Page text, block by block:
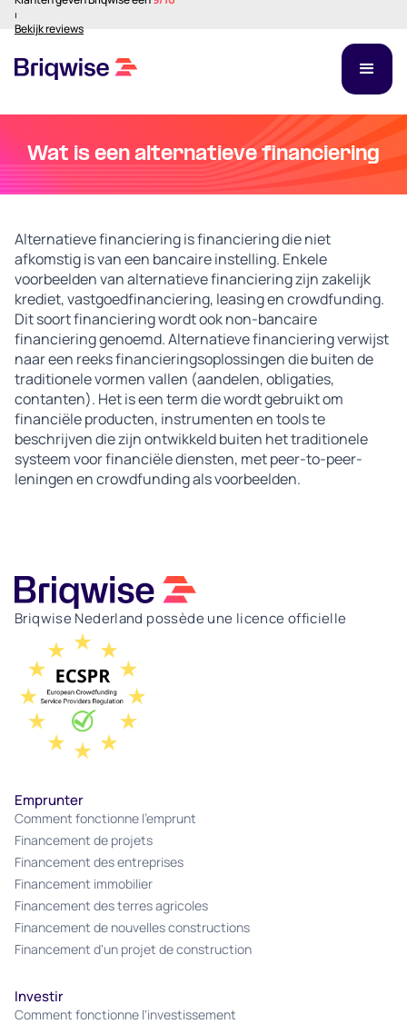
⏐
Bekijk reviews
Wat is een alternatieve financiering
Alternatieve financiering is financiering die niet
afkomstig is van een bancaire instelling. Enkele
voorbeelden van alternatieve financiering zijn zakelijk
krediet, vastgoedfinanciering, leasing en crowdfunding.
Dit soort financiering wordt ook non-bancaire
financiering genoemd. Alternatieve financiering verwijst
naar een reeks financieringsoplossingen die buiten de
traditionele vormen vallen (aandelen, obligaties,
contanten). Het is een term die wordt gebruikt om
financiële producten, instrumenten en tools te
beschrijven die zijn ontwikkeld buiten het traditionele
systeem voor financiële diensten, met peer-to-peer-
leningen en crowdfunding als voorbeelden.
Briqwise Nederland possède une licence officielle
Emprunter
Comment fonctionne l'emprunt
Financement de projets
Financement des entreprises
Financement immobilier
Financement des terres agricoles
Financement de nouvelles constructions
Financement d'un projet de construction
Investir
Comment fonctionne l'investissement